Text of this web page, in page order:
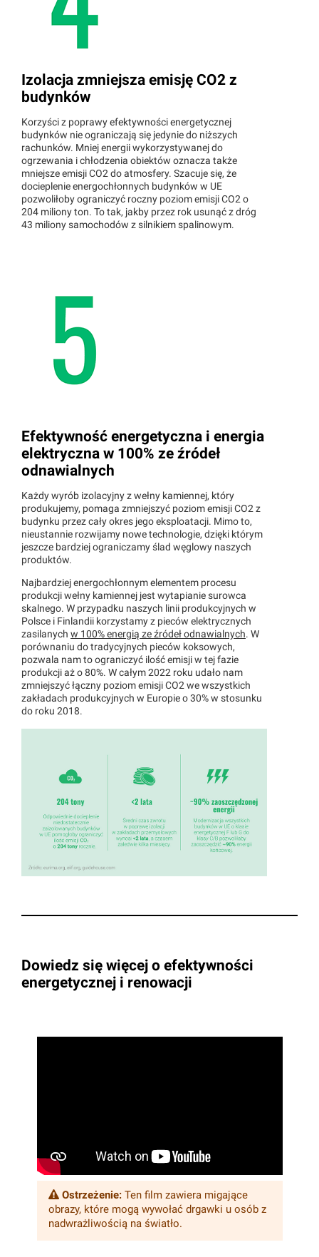
Izolacja zmniejsza emisję CO2 z
budynków
Korzyści z poprawy efektywności energetycznej
budynków nie ograniczają się jedynie do niższych
rachunków. Mniej energii wykorzystywanej do
ogrzewania i chłodzenia obiektów oznacza także
mniejsze emisji CO2 do atmosfery. Szacuje się, że
docieplenie energochłonnych budynków w UE
pozwoliłoby ograniczyć roczny poziom emisji CO2 o
204 miliony ton. To tak, jakby przez rok usunąć z dróg
43 miliony samochodów z silnikiem spalinowym.
Efektywność energetyczna i energia
elektryczna w 100% ze źródeł
odnawialnych
Każdy wyrób izolacyjny z wełny kamiennej, który
produkujemy, pomaga zmniejszyć poziom emisji CO2 z
budynku przez cały okres jego eksploatacji. Mimo to,
nieustannie rozwijamy nowe technologie, dzięki którym
jeszcze bardziej ograniczamy ślad węglowy naszych
produktów.
Najbardziej energochłonnym elementem procesu
produkcji wełny kamiennej jest wytapianie surowca
skalnego. W przypadku naszych linii produkcyjnych w
Polsce i Finlandii korzystamy z pieców elektrycznych
zasilanych w 100% energią ze źródeł odnawialnych. W
porównaniu do tradycyjnych pieców koksowych,
pozwala nam to ograniczyć ilość emisji w tej fazie
produkcji aż o 80%. W całym 2022 roku udało nam
zmniejszyć łączny poziom emisji CO2 we wszystkich
zakładach produkcyjnych w Europie o 30% w stosunku
do roku 2018.
Dowiedz się więcej o efektywności
energetycznej i renowacji
Ostrzeżenie:
Ten film zawiera migające
obrazy, które mogą wywołać drgawki u osób z
nadwrażliwością na światło.